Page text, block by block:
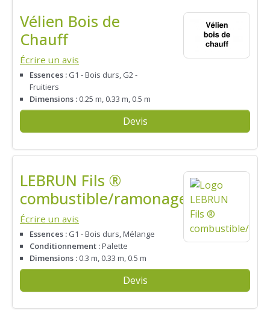
Vélien Bois de
Chauff
Écrire un avis
Essences : G1 - Bois durs, G2 -
Fruitiers
Dimensions : 0.25 m, 0.33 m, 0.5 m
Devis
LEBRUN Fils ®
combustible/ramonage
Écrire un avis
Essences : G1 - Bois durs, Mélange
Conditionnement :Palette
Dimensions : 0.3 m, 0.33 m, 0.5 m
Devis